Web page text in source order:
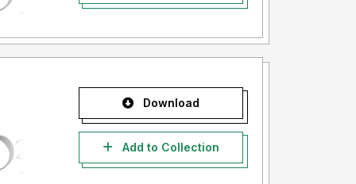
Download
Add to Collection